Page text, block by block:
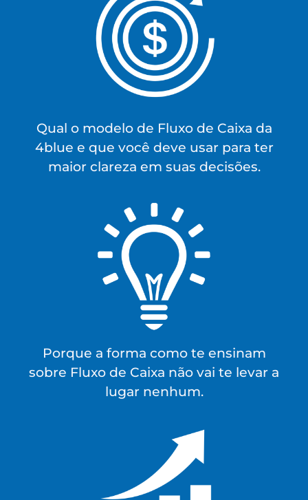
Qual o modelo de Fluxo de Caixa da
4blue e que você deve usar para ter
maior clareza em suas decisões.
Porque a forma como te ensinam
sobre Fluxo de Caixa não vai te levar a
lugar nenhum.